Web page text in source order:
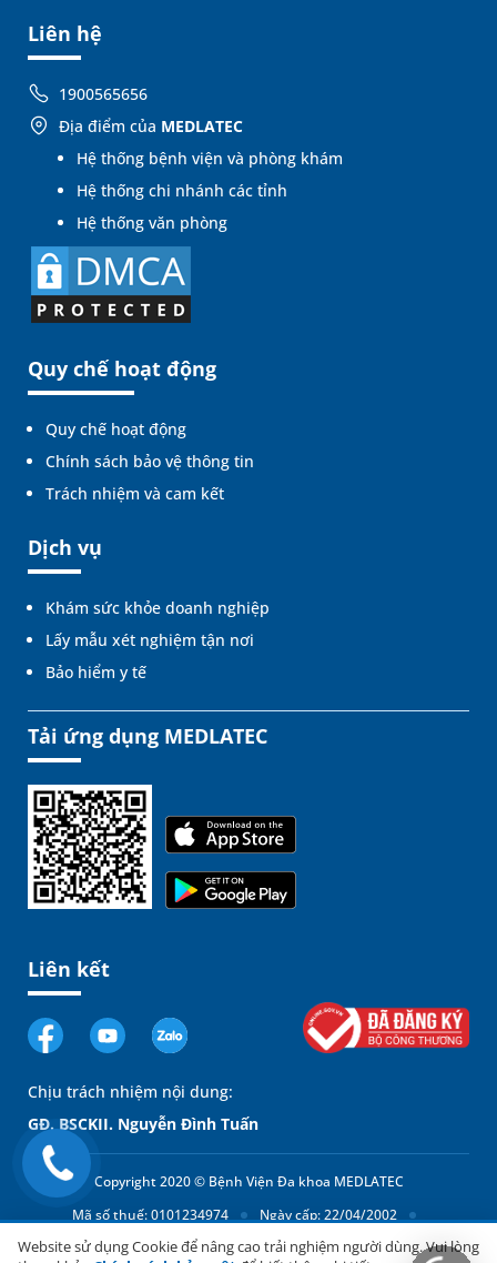
Liên hệ
1900565656
Địa điểm của MEDLATEC
Hệ thống bệnh viện và phòng khám
Hệ thống chi nhánh các tỉnh
Hệ thống văn phòng
Quy chế hoạt động
Quy chế hoạt động
Chính sách bảo vệ thông tin
Trách nhiệm và cam kết
Dịch vụ
Khám sức khỏe doanh nghiệp
Lấy mẫu xét nghiệm tận nơi
Bảo hiểm y tế
Tải ứng dụng MEDLATEC
Liên kết
Chịu trách nhiệm nội dung:
GĐ. BSCKII. Nguyễn Đình Tuấn
Copyright 2020 © Bệnh Viện Đa khoa MEDLATEC
Mã số thuế: 0101234974
Ngày cấp: 22/04/2002
Cơ quan cấp: Sở Kế hoạch và Đầu tư thành phố Hà Nội
Có,
Website sử dụng Cookie để nâng cao trải nghiệm người dùng. Vui lòng